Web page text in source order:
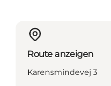
Route anzeigen
Karensmindevej 3